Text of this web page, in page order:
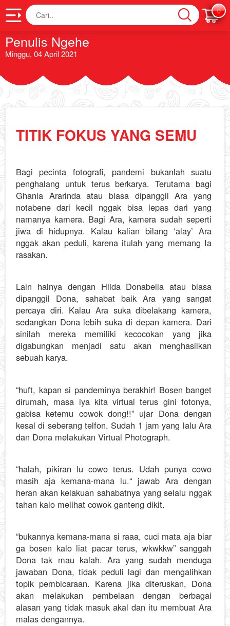
Cari 0
Penulis Ngehe
Minggu, 04 April 2021
TITIK FOKUS YANG SEMU
Bagi pecinta fotografi, pandemi bukanlah suatu
penghalang untuk terus berkarya. Terutama bagi
Ghania Ararinda atau biasa dipanggil Ara yang
notabene dari kecil nggak bisa lepas dari yang
namanya kamera. Bagi Ara, kamera sudah seperti
jiwa di hidupnya. Kalau kalian bilang ‘alay’ Ara
nggak akan peduli, karena itulah yang memang Ia
rasakan.
Lain halnya dengan Hilda Donabella atau biasa
dipanggil Dona, sahabat baik Ara yang sangat
percaya diri. Kalau Ara suka dibelakang kamera,
sedangkan Dona lebih suka di depan kamera. Dari
sinilah mereka memiliki kecocokan yang jika
digabungkan menjadi satu akan menghasilkan
sebuah karya.
“huft, kapan si pandeminya berakhir! Bosen banget
dirumah, masa iya kita virtual terus gini fotonya,
gabisa ketemu cowok dong!!” ujar Dona dengan
kesal di seberang telfon. Sudah 1 jam yang lalu Ara
dan Dona melakukan Virtual Photograph.
“halah, pikiran lu cowo terus. Udah punya cowo
masih aja kemana-mana lu.“ jawab Ara dengan
heran akan kelakuan sahabatnya yang selalu nggak
tahan kalo melihat cowok ganteng dikit.
“bukannya kemana-mana si raaa, cuci mata aja biar
ga bosen kalo liat pacar terus, wkwkkw” sanggah
Dona tak mau kalah. Ara yang sudah menduga
jawaban Dona, tidak peduli lagi dan mengalihkan
topik pembicaraan. Karena jika diteruskan, Dona
akan melakukan pembelaan dengan berbagai
alasan yang tidak masuk akal dan itu membuat Ara
malas dengannya.